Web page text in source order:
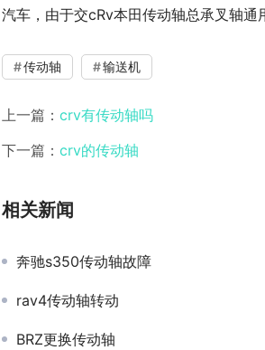
汽车，由于交cRv本田传动轴总承叉轴通
传动轴 输送机
上一篇： crv有传动轴吗
下一篇： crv的传动轴
相关新闻
奔驰s350传动轴故障
rav4传动轴转动
BRZ更换传动轴